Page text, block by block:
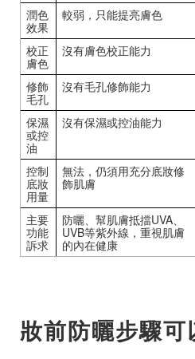
潤色
效果
較弱，只能提亮膚色
校正
膚色
沒有膚色校正能力
修飾
毛孔
沒有毛孔修飾能力
保濕
或控
油
沒有保濕或控油能力
控制
底妝
用量
無法，仍須用充分底妝修
飾肌膚
主要
功能
訴求
防曬、幫肌膚抵擋UVA、
UVB等紫外線，重視肌膚
的內在健康
妝前防曬步驟可